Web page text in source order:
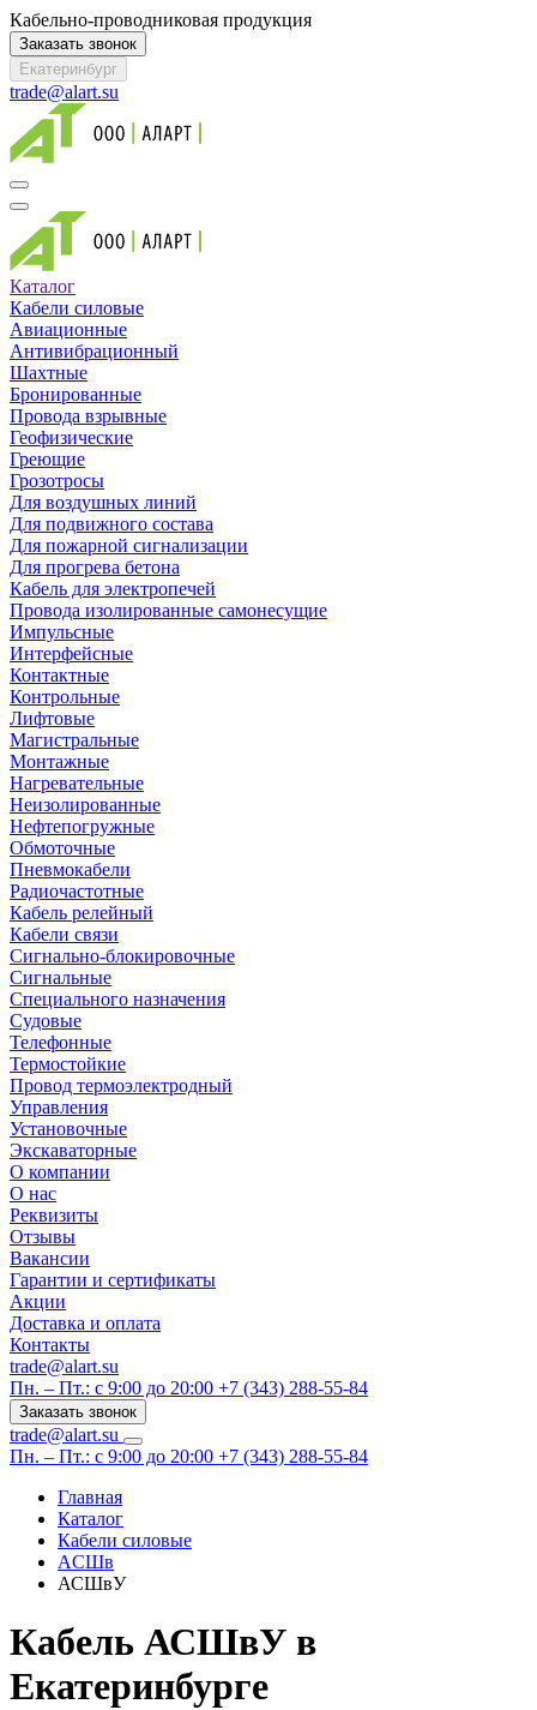
Кабельно-проводниковая продукция
Заказать звонок
Екатеринбург
trade@alart.su
Каталог
Кабели силовые
Авиационные
Антивибрационный
Шахтные
Бронированные
Провода взрывные
Геофизические
Греющие
Грозотросы
Для воздушных линий
Для подвижного состава
Для пожарной сигнализации
Для прогрева бетона
Кабель для электропечей
Провода изолированные самонесущие
Импульсные
Интерфейсные
Контактные
Контрольные
Лифтовые
Магистральные
Монтажные
Нагревательные
Неизолированные
Нефтепогружные
Обмоточные
Пневмокабели
Радиочастотные
Кабель релейный
Кабели связи
Сигнально-блокировочные
Сигнальные
Специального назначения
Судовые
Телефонные
Термостойкие
Провод термоэлектродный
Управления
Установочные
Экскаваторные
О компании
О нас
Реквизиты
Отзывы
Вакансии
Гарантии и сертификаты
Акции
Доставка и оплата
Контакты
trade@alart.su
Пн. – Пт.: с 9:00 до 20:00 +7 (343) 288-55-84
Заказать звонок
trade@alart.su
Пн. – Пт.: с 9:00 до 20:00 +7 (343) 288-55-84
Главная
Каталог
Кабели силовые
АСШв
АСШвУ
Кабель АСШвУ в
Екатеринбурге